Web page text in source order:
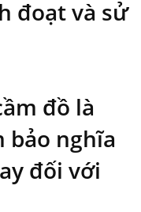
đoạt và sử
đồ là
bảo nghĩa
đối với